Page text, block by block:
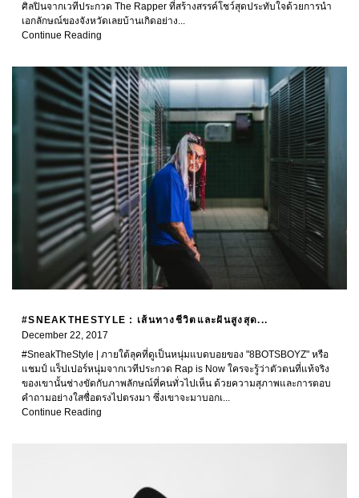
ศิลปินจากเวทีประกวด The Rapper ที่สร้างสรรค์โชว์สุดประทับใจด้วยการนำ
เอกลักษณ์ของจังหวัดเลยบ้านเกิดอย่าง...
Continue Reading
#SNEAKTHESTYLE : เส้นทางชีวิตและฝันสูงสุด...
December 22, 2017
#SneakTheStyle | ภายใต้ลุคที่ดูเป็นหนุ่มแบดบอยของ "8BOTSBOYZ" หรือ
แชมป์ แร็ปเปอร์หนุ่มจากเวทีประกวด Rap is Now ใครจะรู้ว่าตัวตนที่แท้จริง
ของเขานั้นช่างขัดกับภาพลักษณ์ที่คนทั่วไปเห็น ด้วยความสุภาพและการตอบ
คำถามอย่างใสซื่อตรงไปตรงมา ซึ่งเขาจะมาบอกเ...
Continue Reading